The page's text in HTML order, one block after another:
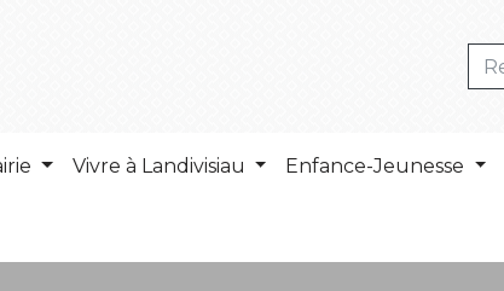
Vivre à Landivisiau Enfance-Jeunesse